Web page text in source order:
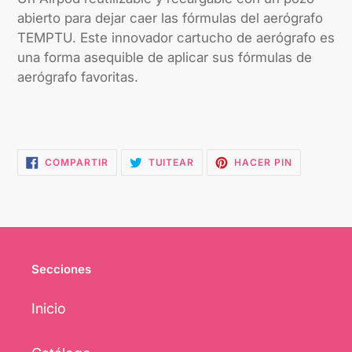
abierto para dejar caer las fórmulas del aerógrafo
TEMPTU. Este innovador cartucho de aerógrafo es
una forma asequible de aplicar sus fórmulas de
aerógrafo favoritas.
COMPARTIRCOMPARTIR
EN
TUITEAR TUITEARHACER PINPINEAR
EN
Secciones
Inicio